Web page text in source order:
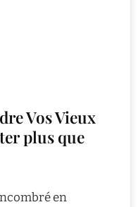
Vos Vieux
plus que
en